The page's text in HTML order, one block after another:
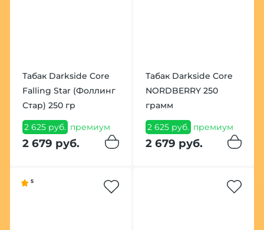
Табак Darkside Core
Falling Star (Фоллинг
Стар) 250 гр
2 625 руб. премиум
2 679 руб.
Табак Darkside Core
NORDBERRY 250
грамм
2 625 руб. премиум
2 679 руб.
5